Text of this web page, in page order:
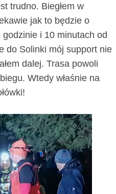
trudno. Biegłem w
jak to będzie o
godzinie i 10 minutach od
do Solinki mój support nie
dalej. Trasa powoli
Wtedy właśnie na